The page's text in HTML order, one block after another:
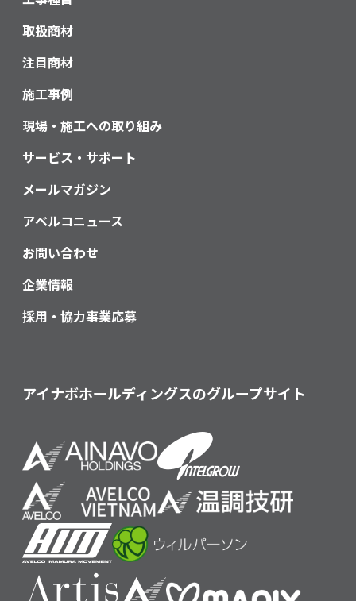
取扱商材
注目商材
施工事例
現場・施工への取り組み
サービス・サポート
メールマガジン
アベルコニュース
お問い合わせ
企業情報
採用・協力事業応募
アイナボホールディングスのグループサイト